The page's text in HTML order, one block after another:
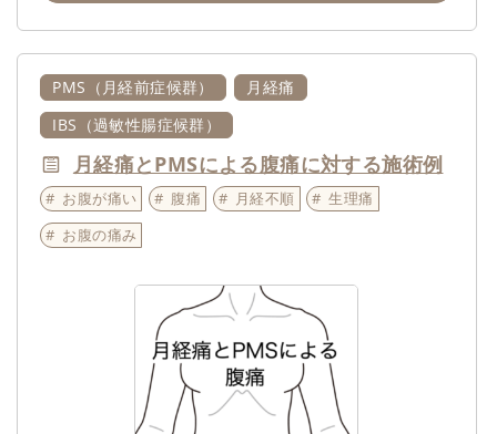
PMS（月経前症候群）
月経痛
IBS（過敏性腸症候群）
月経痛とPMSによる腹痛に対する施術例
お腹が痛い 腹痛 月経不順
生理痛
お腹の痛み